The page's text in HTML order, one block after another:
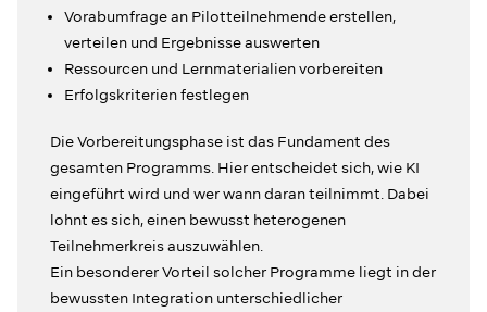
Vorabumfrage an Pilotteilnehmende erstellen,
verteilen und Ergebnisse auswerten
Ressourcen und Lernmaterialien vorbereiten
Erfolgskriterien festlegen
Die Vorbereitungsphase ist das Fundament des
gesamten Programms. Hier entscheidet sich, wie KI
eingeführt wird und wer wann daran teilnimmt. Dabei
lohnt es sich, einen bewusst heterogenen
Teilnehmerkreis auszuwählen.
Ein besonderer Vorteil solcher Programme liegt in der
bewussten Integration unterschiedlicher